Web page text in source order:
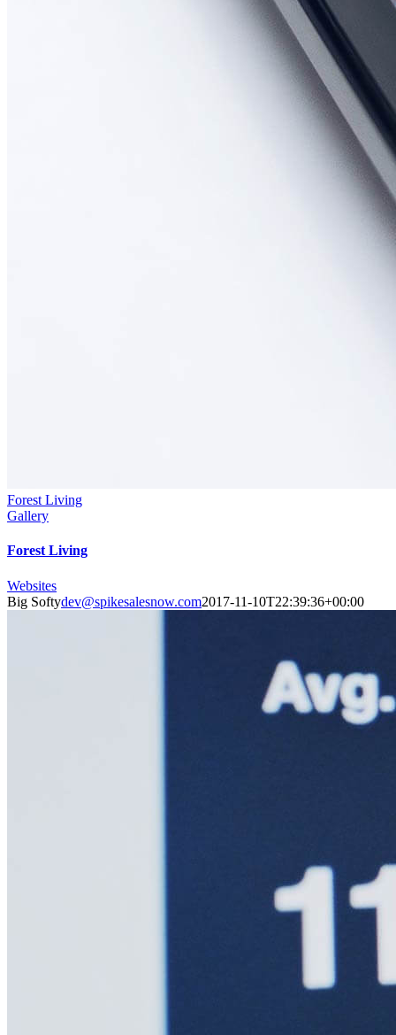
Forest Living
Gallery
Forest Living
Websites
Big Softydev@spikesalesnow.com2017-11-10T22:39:36+00:00